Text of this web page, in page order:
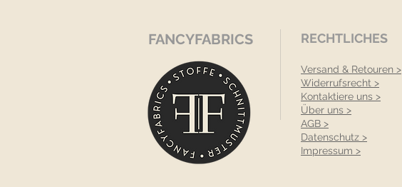
FANCYFABRICS RECHTLICHES
Versand & Retouren >
Widerrufsrecht >
Kontaktiere uns >
Über uns >
AGB >
Datenschutz >
Impressum >